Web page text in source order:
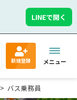
LINEで開く
新規登録 メニュー
バス乗務員